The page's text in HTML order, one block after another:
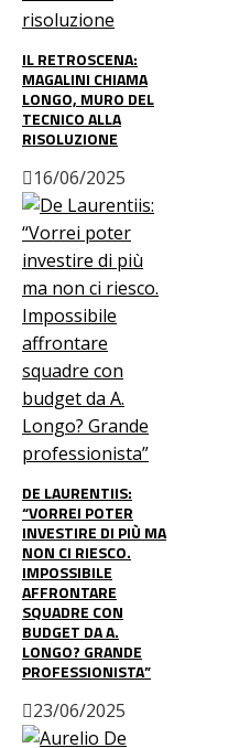
IL RETROSCENA:
MAGALINI CHIAMA
LONGO, MURO DEL
TECNICO ALLA
RISOLUZIONE
16/06/2025
DE LAURENTIIS:
“VORREI POTER
INVESTIRE DI PIÙ MA
NON CI RIESCO.
IMPOSSIBILE
AFFRONTARE
SQUADRE CON
BUDGET DA A.
LONGO? GRANDE
PROFESSIONISTA”
23/06/2025